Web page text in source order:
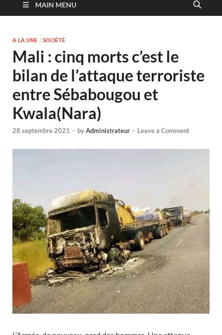
MAIN MENU
A LA UNE / SOCIÉTÉ
Mali : cinq morts c’est le
bilan de l’attaque terroriste
entre Sébabougou et
Kwala(Nara)
28 septembre 2021 - byAdministrateur - Leave a Comment